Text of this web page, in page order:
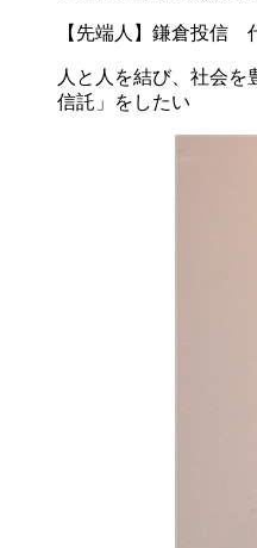
【先端人】鎌倉投信
人と人を結び、社会を
信託」をしたい